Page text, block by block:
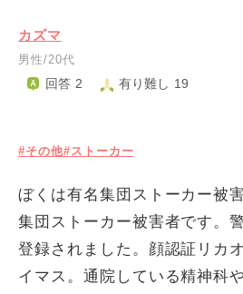
カズマ
男性/20代
回答 2 有り難し 19
#その他#ストーカー
ぼくは有名集団ストーカー被
集団ストーカー被害者です。
登録されました。顔認証リカ
イマス。通院している精神科